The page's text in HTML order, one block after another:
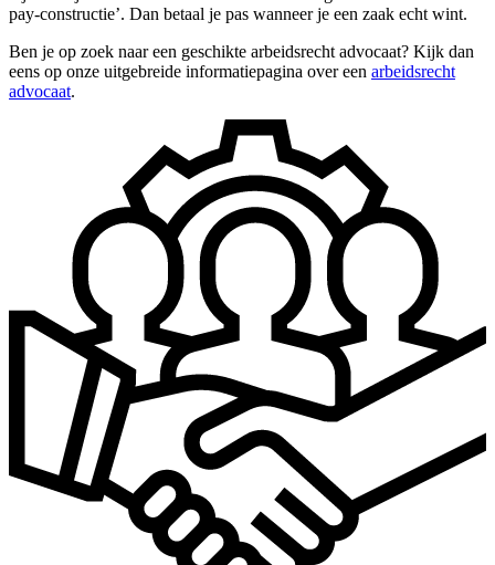
pay-constructie’. Dan betaal je pas wanneer je een zaak echt wint.
Ben je op zoek naar een geschikte arbeidsrecht advocaat? Kijk dan
eens op onze uitgebreide informatiepagina over een arbeidsrecht
advocaat.